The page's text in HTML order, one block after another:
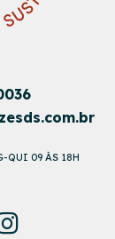
QUI 09 ÀS 18H